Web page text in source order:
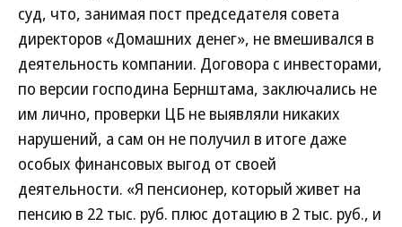
суд, что, занимая пост председателя совета
директоров «Домашних денег», не вмешивался в
деятельность компании. Договора с инвесторами,
по версии господина Бернштама, заключались не
им лично, проверки ЦБ не выявляли никаких
нарушений, а сам он не получил в итоге даже
особых финансовых выгод от своей
деятельности. «Я пенсионер, который живет на
пенсию в 22 тыс. руб. плюс дотацию в 2 тыс. руб., и